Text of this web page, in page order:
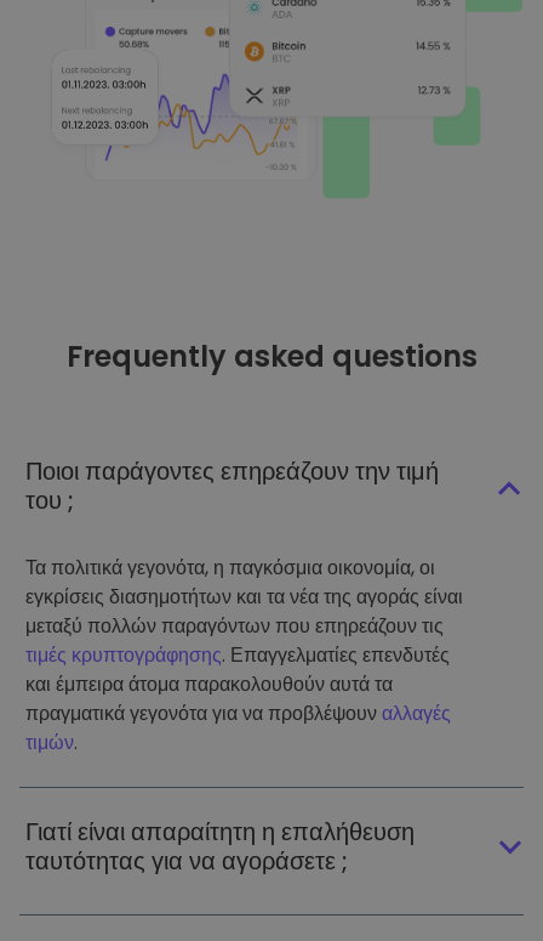
Frequently asked questions
Ποιοι παράγοντες επηρεάζουν την τιμή
του ;
Τα πολιτικά γεγονότα, η παγκόσμια οικονομία, οι
εγκρίσεις διασημοτήτων και τα νέα της αγοράς είναι
μεταξύ πολλών παραγόντων που επηρεάζουν τις
τιμές κρυπτογράφησης. Επαγγελματίες επενδυτές
και έμπειρα άτομα παρακολουθούν αυτά τα
πραγματικά γεγονότα για να προβλέψουναλλαγές
τιμών.
Γιατί είναι απαραίτητη η επαλήθευση
ταυτότητας για να αγοράσετε ;